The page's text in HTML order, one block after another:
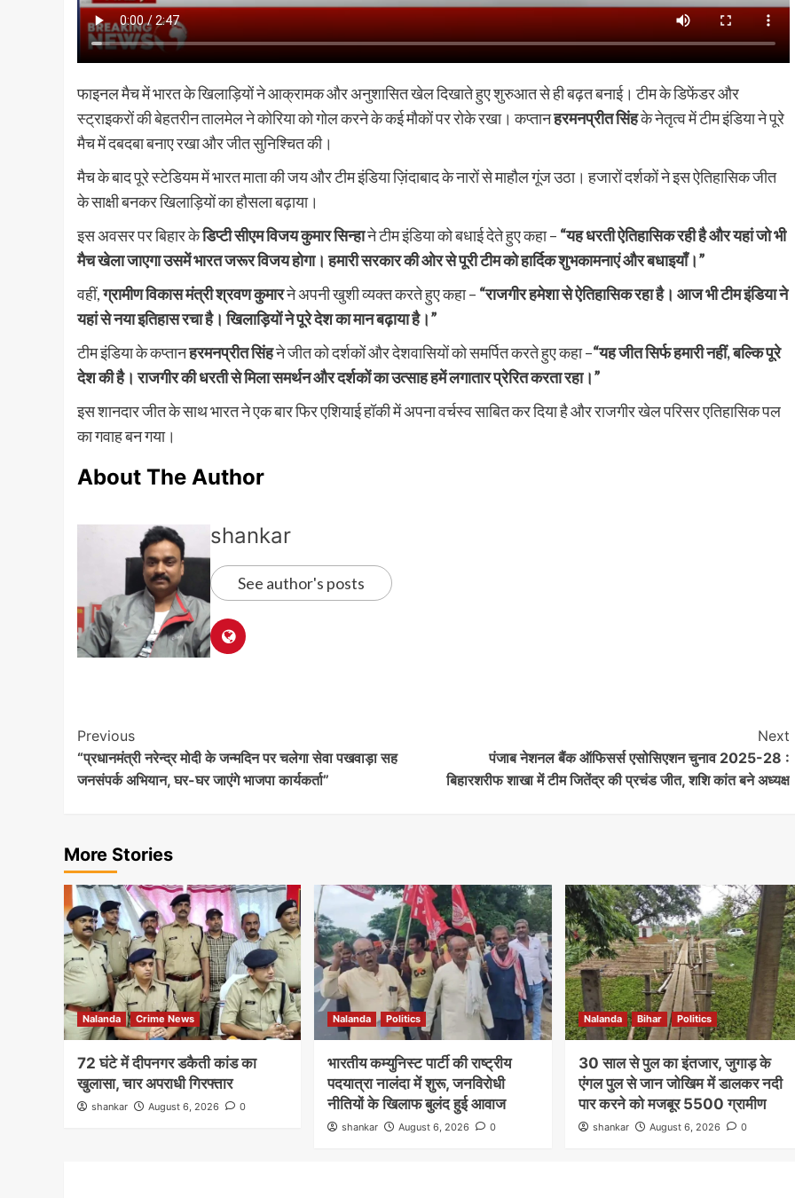
फाइनल मैच में भारत के खिलाड़ियों ने आक्रामक और अनुशासित खेल दिखाते हुए शुरुआत से ही बढ़त बनाई। टीम के डिफेंडर और
स्ट्राइकरों की बेहतरीन तालमेल ने कोरिया को गोल करने के कई मौकों पर रोके रखा। कप्तानहरमनप्रीत सिंहके नेतृत्व में टीम इंडिया ने पूरे
मैच में दबदबा बनाए रखा और जीत सुनिश्चित की।
मैच के बाद पूरे स्टेडियम में भारत माता की जय और टीम इंडिया ज़िंदाबाद के नारों से माहौल गूंज उठा। हजारों दर्शकों ने इस ऐतिहासिक जीत
के साक्षी बनकर खिलाड़ियों का हौसला बढ़ाया।
इस अवसर पर बिहार केडिप्टी सीएम विजय कुमार सिन्हाने टीम इंडिया को बधाई देते हुए कहा – “यह धरती ऐतिहासिक रही है और यहां जो भी
मैच खेला जाएगा उसमें भारत जरूर विजय होगा। हमारी सरकार की ओर से पूरी टीम को हार्दिक शुभकामनाएं और बधाइयाँ।”
वहीं,ग्रामीण विकास मंत्री श्रवण कुमारने अपनी खुशी व्यक्त करते हुए कहा – “राजगीर हमेशा से ऐतिहासिक रहा है। आज भी टीम इंडिया ने
यहां से नया इतिहास रचा है। खिलाड़ियों ने पूरे देश का मान बढ़ाया है।”
टीम इंडिया के कप्तानहरमनप्रीत सिंहने जीत को दर्शकों और देशवासियों को समर्पित करते हुए कहा –“यह जीत सिर्फ हमारी नहीं, बल्कि पूरे
देश की है। राजगीर की धरती से मिला समर्थन और दर्शकों का उत्साह हमें लगातार प्रेरित करता रहा।”
इस शानदार जीत के साथ भारत ने एक बार फिर एशियाई हॉकी में अपना वर्चस्व साबित कर दिया है और राजगीर खेल परिसर एतिहासिक पल
का गवाह बन गया।
About The Author
shankar
See author's posts
Post
Navigation
Previous
“प्रधानमंत्री नरेन्द्र मोदी के जन्मदिन पर चलेगा सेवा पखवाड़ा सह
जनसंपर्क अभियान, घर-घर जाएंगे भाजपा कार्यकर्ता”
Next
पंजाब नेशनल बैंक ऑफिसर्स एसोसिएशन चुनाव 2025-28 :
बिहारशरीफ शाखा में टीम जितेंद्र की प्रचंड जीत, शशि कांत बने अध्यक्ष
More Stories
Nalanda Crime News
72 घंटे में दीपनगर डकैती कांड का
खुलासा, चार अपराधी गिरफ्तार
shankar August 6, 2026 0
Nalanda Politics
भारतीय कम्युनिस्ट पार्टी की राष्ट्रीय
पदयात्रा नालंदा में शुरू, जनविरोधी
नीतियों के खिलाफ बुलंद हुई आवाज
shankar August 6, 2026 0
Nalanda Bihar Politics
30 साल से पुल का इंतजार, जुगाड़ के
एंगल पुल से जान जोखिम में डालकर नदी
पार करने को मजबूर 5500 ग्रामीण
shankar August 6, 2026 0